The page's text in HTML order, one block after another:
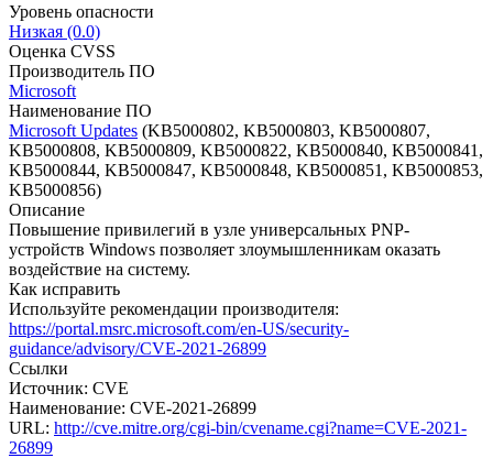
Уровень опасности
Низкая (0.0)
Оценка CVSS
Производитель ПО
Microsoft
Наименование ПО
Microsoft Updates (KB5000802, KB5000803, KB5000807,
KB5000808, KB5000809, KB5000822, KB5000840, KB5000841,
KB5000844, KB5000847, KB5000848, KB5000851, KB5000853,
KB5000856)
Описание
Повышение привилегий в узле универсальных PNP-
устройств Windows позволяет злоумышленникам оказать
воздействие на систему.
Как исправить
Используйте рекомендации производителя:
https://portal.msrc.microsoft.com/en-US/security-
guidance/advisory/CVE-2021-26899
Ссылки
Источник: CVE
Наименование: CVE-2021-26899
URL: http://cve.mitre.org/cgi-bin/cvename.cgi?name=CVE-2021-
26899